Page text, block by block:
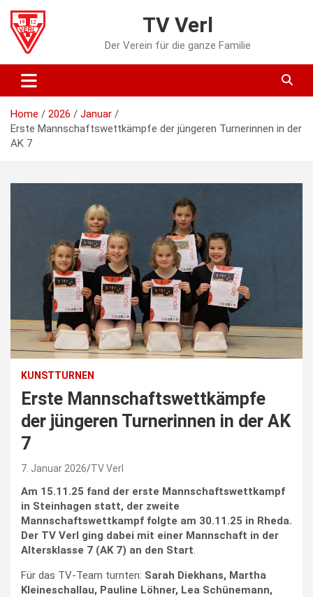
content
TV Verl
Der Verein für die ganze Familie
Home 2026
Januar
Erste Mannschaftswettkämpfe der jüngeren Turnerinnen in der
AK 7
KUNSTTURNEN
Erste Mannschaftswettkämpfe
der jüngeren Turnerinnen in der AK
7
7. Januar 2026 TV Verl
Am 15.11.25 fand der erste Mannschaftswettkampf
in Steinhagen statt, der zweite
Mannschaftswettkampf folgte am 30.11.25 in Rheda.
Der TV Verl ging dabei mit einer Mannschaft in der
Altersklasse 7 (AK 7) an den Start.
Für das TV-Team turnten: Sarah Diekhans, Martha
Kleineschallau, Pauline Löhner, Lea Schünemann,